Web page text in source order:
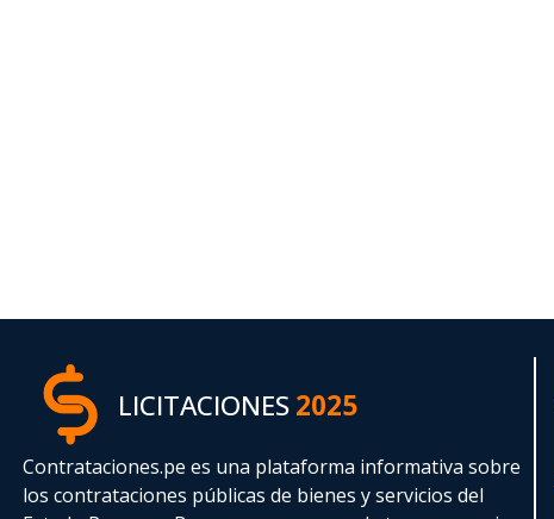
LICITACIONES2025
Contrataciones.pe es una plataforma informativa sobre
los contrataciones públicas de bienes y servicios del